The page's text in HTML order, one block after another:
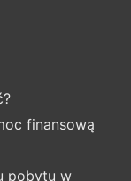
finansową
pobytu w